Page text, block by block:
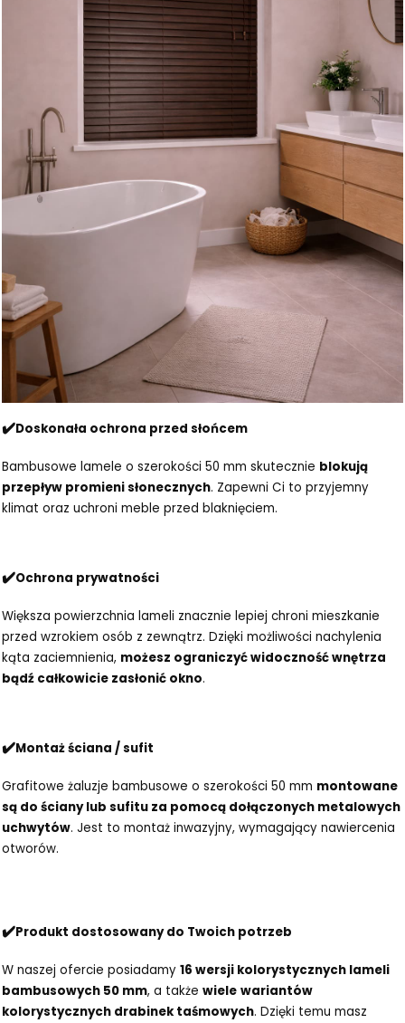
✔️Doskonała ochrona przed słońcem
Bambusowe lamele o szerokości 50 mm skutecznie blokują
przepływ promieni słonecznych. Zapewni Ci to przyjemny
klimat oraz uchroni meble przed blaknięciem.
✔️Ochrona prywatności
Większa powierzchnia lameli znacznie lepiej chroni mieszkanie
przed wzrokiem osób z zewnątrz. Dzięki możliwości nachylenia
kąta zaciemnienia, możesz ograniczyć widoczność wnętrza
bądź całkowicie zasłonić okno.
✔️Montaż ściana / sufit
Grafitowe żaluzje bambusowe o szerokości 50 mm montowane
są do ściany lub sufitu za pomocą dołączonych metalowych
uchwytów. Jest to montaż inwazyjny, wymagający nawiercenia
otworów.
✔️Produkt dostosowany do Twoich potrzeb
W naszej ofercie posiadamy 16 wersji kolorystycznych lameli
bambusowych 50 mm, a także wiele wariantów
kolorystycznych drabinek taśmowych. Dzięki temu masz